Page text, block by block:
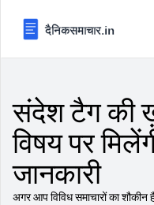
संदेश टैग की
विषय पर
जानकारी
अगर आप विविध समाचारों का